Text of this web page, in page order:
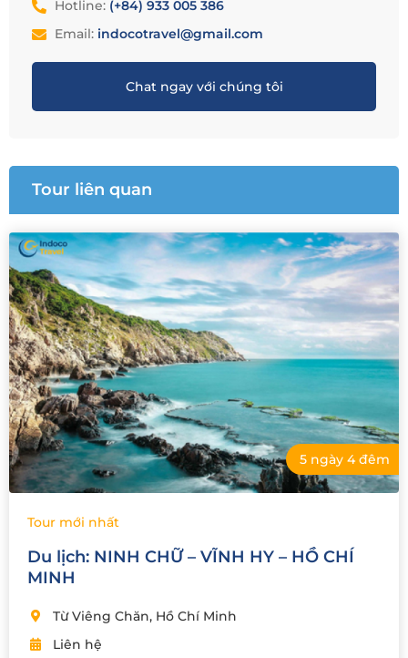
Hotline: (+84) 933 005 386
Email: indocotravel@gmail.com
Chat ngay với chúng tôi
Tour liên quan
5 ngày 4 đêm
Tour mới nhất
Du lịch: NINH CHỮ – VĨNH HY – HỒ CHÍ
MINH
Từ Viêng Chăn, Hồ Chí Minh
Liên hệ